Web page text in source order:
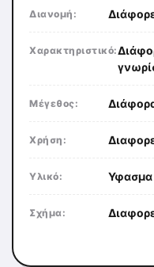
Διανομή:
Χαρακτηριστικό:
Μέγεθος:
Χρήση:
Υλικό: Υφασμα
Σχήμα: